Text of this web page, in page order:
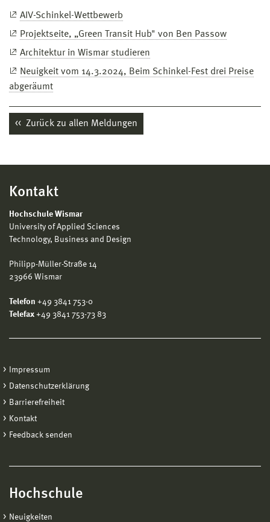
AIV-Schinkel-Wettbewerb
Projektseite, „Green Transit Hub" von Ben Passow
Architektur in Wismar studieren
Neuigkeit vom 14.3.2024, Beim Schinkel-Fest drei Preise
abgeräumt
Zurück zu allen Meldungen
Kontakt
Hochschule Wismar
University of Applied Sciences
Technology, Business and Design
Philipp-Müller-Straße 14
23966 Wismar
Telefon +49 3841 753-0
Telefax +49 3841 753-73 83
Impressum
Datenschutzerklärung
Barrierefreiheit
Kontakt
Feedback senden
Hochschule
Neuigkeiten